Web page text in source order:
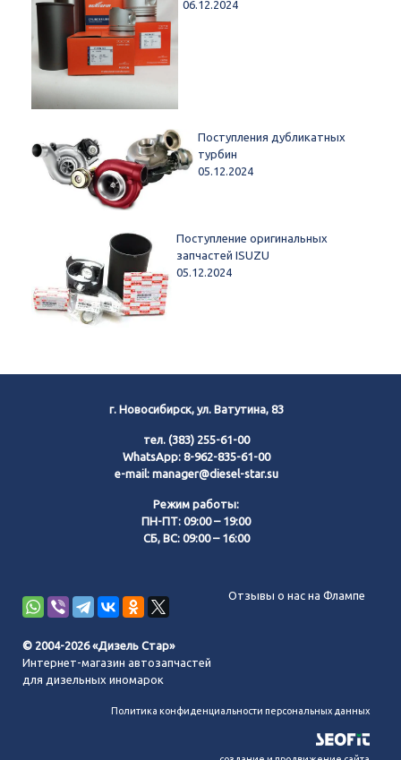
06.12.2024
Поступления дубликатных
турбин
05.12.2024
Поступление оригинальных
запчастей ISUZU
05.12.2024
г. Новосибирск, ул. Ватутина, 83
тел. (383) 255-61-00
WhatsApp: 8-962-835-61-00
e-mail: manager@diesel-star.su
Режим работы:
ПН-ПТ: 09:00 – 19:00
СБ, ВС: 09:00 – 16:00
Отзывы о нас на Флампе
© 2004-2026 «Дизель Стар»
Интернет-магазин автозапчастей
для дизельных иномарок
Политика конфиденциальности персональных данных